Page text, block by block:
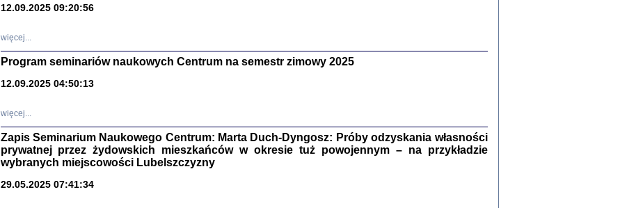
12.09.2025 09:20:56
więcej...
Program seminariów naukowych Centrum na semestr zimowy 2025
12.09.2025 04:50:13
więcej...
Zapis Seminarium Naukowego Centrum: Marta Duch-Dyngosz: Próby odzyskania własności
prywatnej przez żydowskich mieszkańców w okresie tuż powojennym – na przykładzie
wybranych miejscowości Lubelszczyzny
29.05.2025 07:41:34